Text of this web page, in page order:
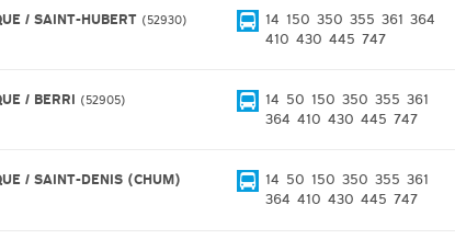
/ SAINT-HUBERT 52930 14 150 350 355 361 364
410 430 445 747
/ BERRI 52905 14 50 150 350 355 361
364 410 430 445 747
/ SAINT-DENIS (CHUM) 14 50 150 350 355 361
364 410 430 445 747